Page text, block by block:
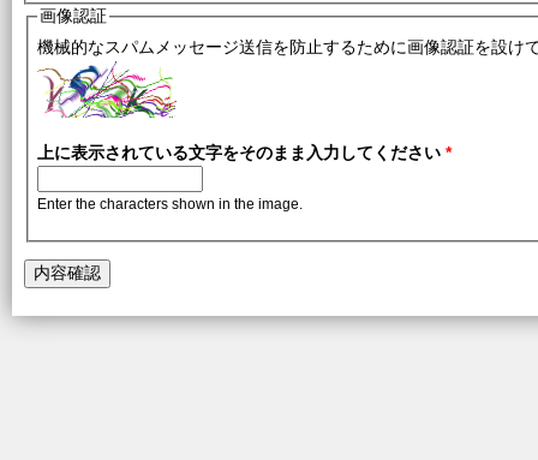
画像認証
機械的なスパムメッセージ送信を防止するために画像認証を設け
上に表示されている文字をそのまま入力してください *
Enter the characters shown in the image.